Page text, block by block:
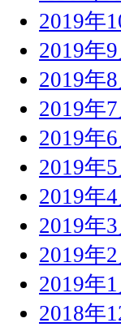
2019年
2019年9
2019年8
2019年7
2019年6
2019年5
2019年4
2019年3
2019年2
2019年1
2018年